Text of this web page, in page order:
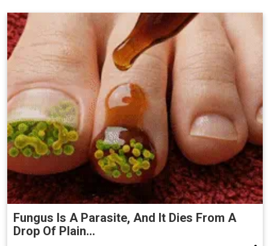
Fungus Is A Parasite, And It Dies From A
Drop Of Plain...